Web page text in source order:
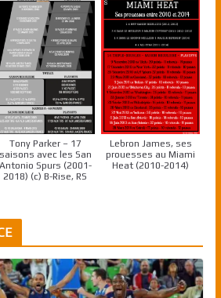
Tony Parker – 17
saisons avec les San
Antonio Spurs (2001-
2018) (c) B-Rise, RS
Lebron James, ses
prouesses au Miami
Heat (2010-2014)